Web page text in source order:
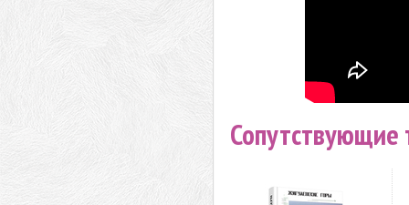
Сопутствующие